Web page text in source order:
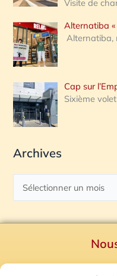
Visite de
Alternatiba «
Alternatiba,
Cap sur
Sixième
Archives